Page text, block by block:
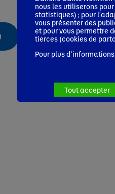
nous les utiliserons
statistiques) ; pour
vous présenter des
et pour vous permettre
tierces (cookies de
Pour plus
Tout accepter